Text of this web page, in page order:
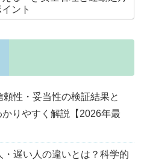
ント
性・妥当性の検証結果と
りやすく解説【2026年最
遅い人の違いとは？科学的